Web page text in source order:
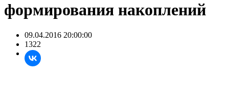
формирования накоплений
09.04.2016 20:00:00
1322